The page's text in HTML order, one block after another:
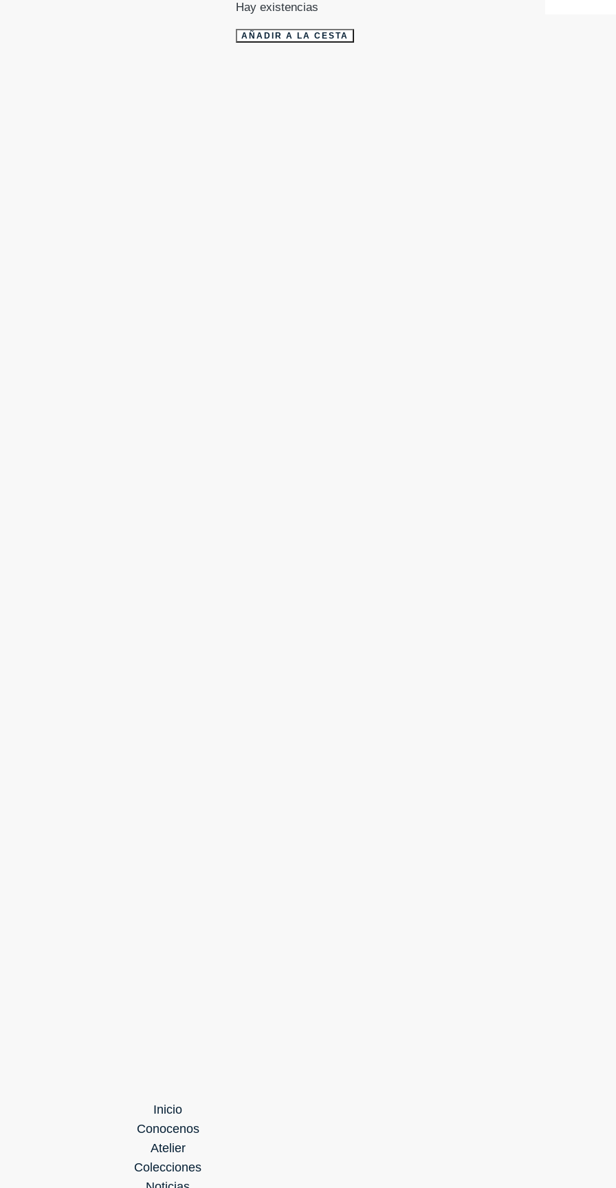
Hay existencias
AÑADIR A LA CESTA
Inicio
Conocenos
Atelier
Colecciones